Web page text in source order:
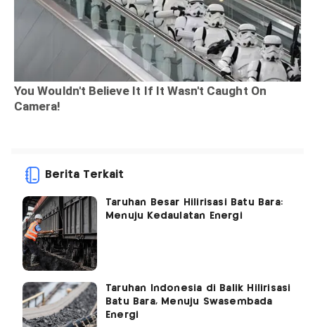
Berita Terkait
Taruhan Besar Hilirisasi Batu Bara:
Menuju Kedaulatan Energi
Taruhan Indonesia di Balik Hilirisasi
Batu Bara, Menuju Swasembada
Energi